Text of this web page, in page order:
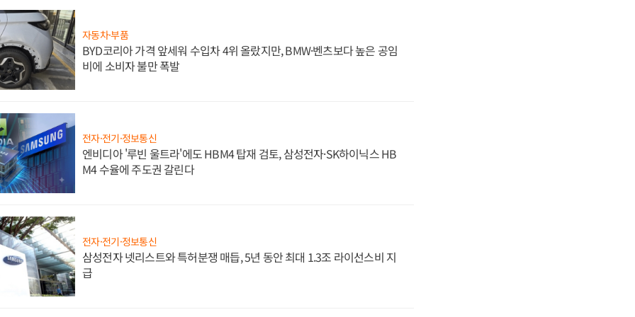
자동차·부품
BYD코리아 가격 앞세워 수입차 4위 올랐지만, BMW·벤츠보다 높은 공임
비에 소비자 불만 폭발
전자·전기·정보통신
엔비디아 '루빈 울트라'에도 HBM4 탑재 검토, 삼성전자·SK하이닉스 HB
M4 수율에 주도권 갈린다
전자·전기·정보통신
삼성전자 넷리스트와 특허분쟁 매듭, 5년 동안 최대 1.3조 라이선스비 지
급